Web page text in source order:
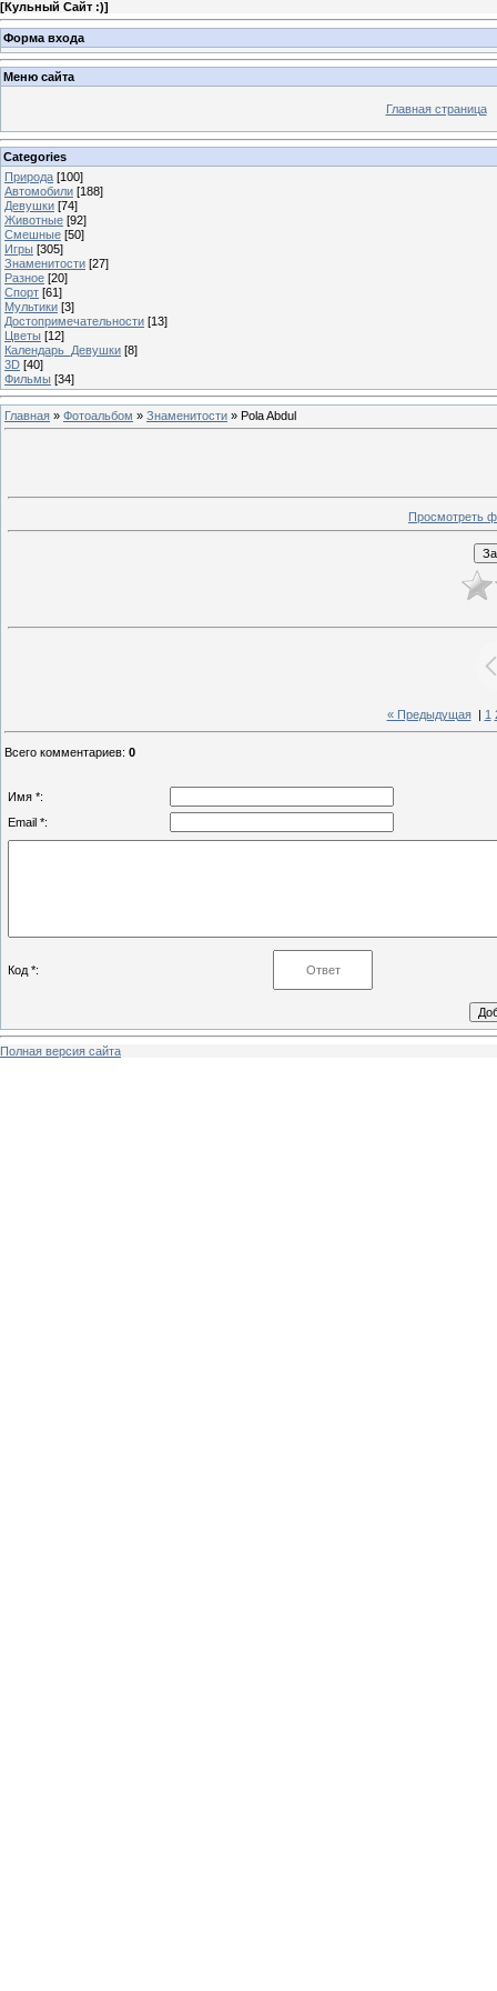
[Кульный Сайт :)]
Форма входа
Меню сайта
Главная страница
Categories
Природа [100]
Автомобили [188]
Девушки [74]
Животные [92]
Смешные [50]
Игры [305]
Знаменитости [27]
Разное [20]
Спорт [61]
Мультики [3]
Достопримечательности [13]
Цветы [12]
Календарь_Девушки [8]
3D [40]
Фильмы [34]
Главная » Фотоальбом » Знаменитости » Pola Abdul
Просмотреть
« Предыдущая| 1
Всего комментариев: 0
Имя *:
Email *:
Код *:
Полная версия сайта